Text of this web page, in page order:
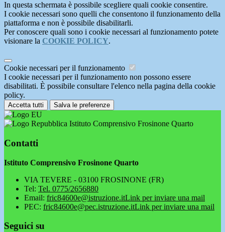
In questa schermata è possibile scegliere quali cookie consentire.
I cookie necessari sono quelli che consentono il funzionamento della
piattaforma e non è possibile disabilitarli.
Per conoscere quali sono i cookie necessari al funzionamento potete
visionare la COOKIE POLICY.
Cookie necessari per il funzionamento
I cookie necessari per il funzionamento non possono essere
disabilitati. È possibile consultare l'elenco nella pagina della cookie
policy.
Accetta tutti Salva le preferenze
Istituto Comprensivo Frosinone Quarto
Contatti
Istituto Comprensivo Frosinone Quarto
VIA TEVERE - 03100 FROSINONE (FR)
Tel: Tel. 0775/2656880
Email: fric84600e@istruzione.itLink per inviare una mail
PEC: fric84600e@pec.istruzione.itLink per inviare una mail
Seguici su